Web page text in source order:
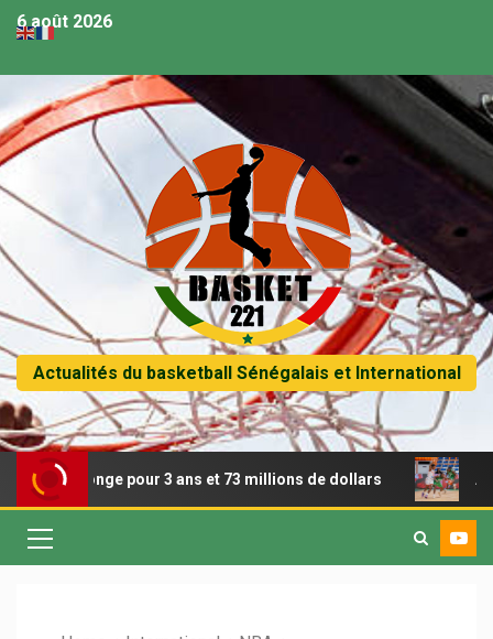
6 août 2026
Actualités du basketball Sénégalais et International
pour 3 ans et 73 millions de dollars